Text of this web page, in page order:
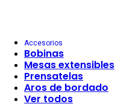
Accesorios
Bobinas
Mesas extensibles
Prensatelas
Aros de bordado
Ver todos